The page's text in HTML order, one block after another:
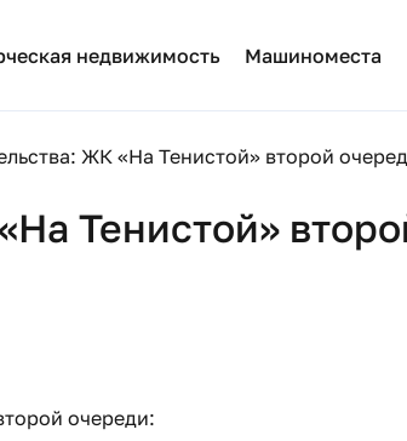
недвижимость Машиноместа
ЖК «На Тенистой» второй
Тенистой»
очереди: